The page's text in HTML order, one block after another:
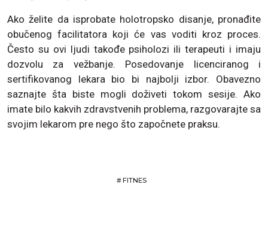
Ako želite da isprobate holotropsko disanje, pronađite
obučenog facilitatora koji će vas voditi kroz proces.
Često su ovi ljudi takođe psiholozi ili terapeuti i imaju
dozvolu za vežbanje. Posedovanje licenciranog i
sertifikovanog lekara bio bi najbolji izbor. Obavezno
saznajte šta biste mogli doživeti tokom sesije. Ako
imate bilo kakvih zdravstvenih problema, razgovarajte sa
svojim lekarom pre nego što započnete praksu.
#FITNES